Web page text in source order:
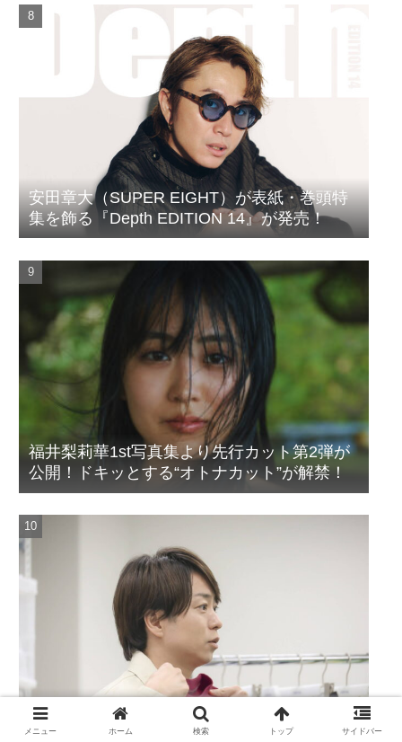
安田章大（SUPER EIGHT）が表紙・巻頭特
集を飾る『Depth EDITION 14』が発売！
福井梨莉華1st写真集より先行カット第2弾が
公開！ドキッとする“オトナカット”が解禁！
櫻井翔、BAKUNEとのコラボ商品が実現！メ
ンバーカラーの赤に翔の文字に着想を得たデ
メニュー ホーム 検索 トップ サイドバー